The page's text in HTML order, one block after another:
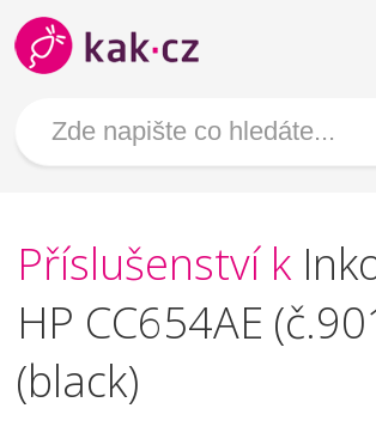
Příslušenství k
HP CC654AE
(black)